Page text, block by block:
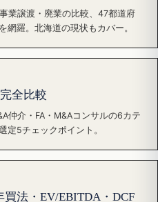
業譲渡・廃業の比較、47都道府
網羅。北海道の現状もカバー。
全比較
仲介・FA・M&Aコンサルの6カテ
定5チェックポイント。
法・EV/EBITDA・DCF